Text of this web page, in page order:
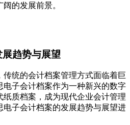
的发展前景。
趋势与展望
统的会计档案管理方式面临着巨
电子会计档案作为一种新兴的数字
质档案，成为现代企业会计管理
电子会计档案的发展趋势与展望进